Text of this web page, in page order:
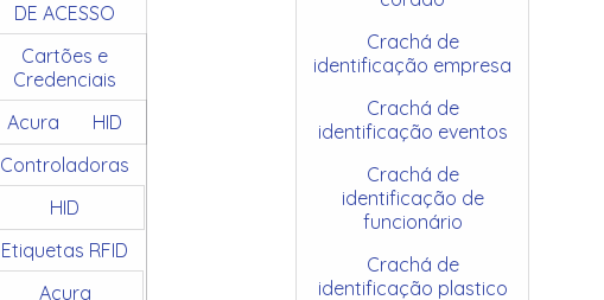
DE ACESSO
Cartões e
Credenciais
Acura
HID
Controladoras
HID
Etiquetas RFID
Acura
Crachá de
identificação empresa
Crachá de
identificação eventos
Crachá de
identificação de
funcionário
Crachá de
identificação plastico